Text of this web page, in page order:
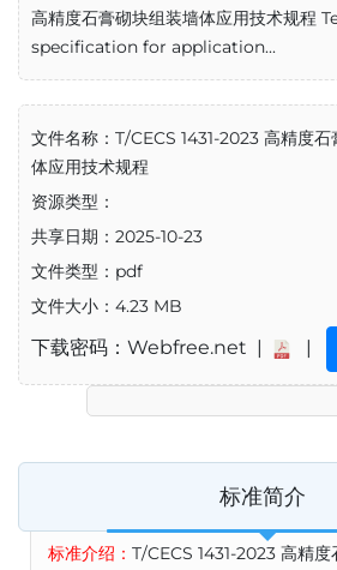
高精度石膏砌块组装墙体应用技术规程
specification for application...
文件名称：T/CECS 1431-2023 高精度
体应用技术规程
资源类型：
共享日期：2025-10-23
文件类型：pdf
文件大小：4.23 MB
下载密码：Webfree.net | |
标准简介
标准介绍： T/CECS 1431-2023 高精